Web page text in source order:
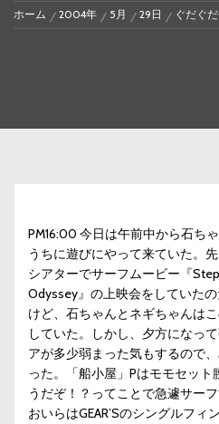
ホーム 2004年 5月 29日 ぐだぐ
PM16:00 今日は午前中から石ち
うちに遊びにやって来ていた。
シアターでサーフムービー『
Odyssey』の上映会をしていた
けど、石ちゃんとネギちゃんは
していた。しかし、夕方になっ
アが多少弱まった気もするので
った。「船小屋」Pはモモセッ
うだぞ！？ってことで急遽サーフ
おいらはGEAR’Sのシングルフ